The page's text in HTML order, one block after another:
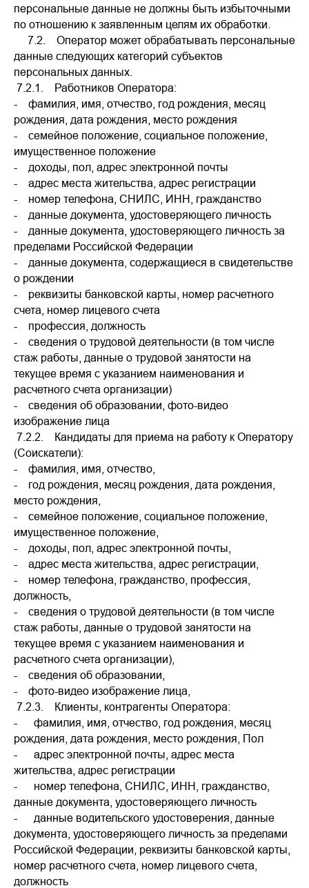
персональные данные не должны быть избыточными
по отношению к заявленным целям их обработки.
7.2. Оператор может обрабатывать персональные
данные следующих категорий субъектов
персональных данных.
7.2.1. Работников Оператора:
- фамилия, имя, отчество, год рождения, месяц
рождения, дата рождения, место рождения
- семейное положение, социальное положение,
имущественное положение
- доходы, пол, адрес электронной почты
- адрес места жительства, адрес регистрации
- номер телефона, СНИЛС, ИНН, гражданство
- данные документа, удостоверяющего личность
- данные документа, удостоверяющего личность за
пределами Российской Федерации
- данные документа, содержащиеся в свидетельстве
о рождении
- реквизиты банковской карты, номер расчетного
счета, номер лицевого счета
- профессия, должность
- сведения о трудовой деятельности (в том числе
стаж работы, данные о трудовой занятости на
текущее время с указанием наименования и
расчетного счета организации)
- сведения об образовании, фото-видео
изображение лица
7.2.2. Кандидаты для приема на работу к Оператору
(Соискатели):
- фамилия, имя, отчество,
- год рождения, месяц рождения, дата рождения,
место рождения,
- семейное положение, социальное положение,
имущественное положение,
- доходы, пол, адрес электронной почты,
- адрес места жительства, адрес регистрации,
- номер телефона, гражданство, профессия,
должность,
- сведения о трудовой деятельности (в том числе
стаж работы, данные о трудовой занятости на
текущее время с указанием наименования и
расчетного счета организации),
- сведения об образовании,
- фото-видео изображение лица,
7.2.3. Клиенты, контрагенты Оператора:
- фамилия, имя, отчество, год рождения, месяц
рождения, дата рождения, место рождения, Пол
- адрес электронной почты, адрес места
жительства, адрес регистрации
- номер телефона, СНИЛС, ИНН, гражданство,
данные документа, удостоверяющего личность
- данные водительского удостоверения, данные
документа, удостоверяющего личность за пределами
Российской Федерации, реквизиты банковской карты,
номер расчетного счета, номер лицевого счета,
должность